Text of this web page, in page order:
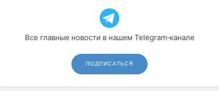
Все главные новости в нашем Telegram‑канале
ПОДПИСАТЬСЯ